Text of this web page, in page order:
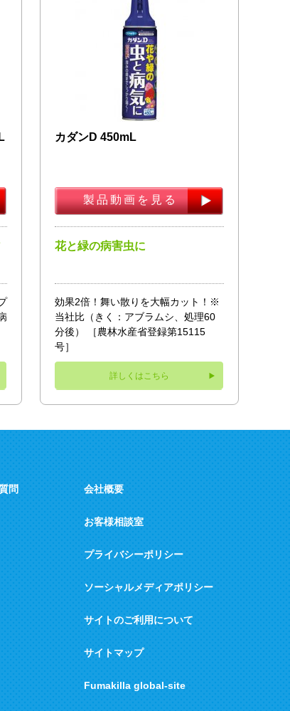
カダンD 450mL
製品動画を見る
花と緑の病害虫に
効果2倍！舞い散りを大幅カット！※
当社比（きく：アブラムシ、処理60
分後） ［農林水産省登録第15115
号］
詳しくはこちら
問 会社概要
お客様相談室
プライバシーポリシー
ソーシャルメディアポリシー
サイトのご利用について
サイトマップ
Fumakilla global-site